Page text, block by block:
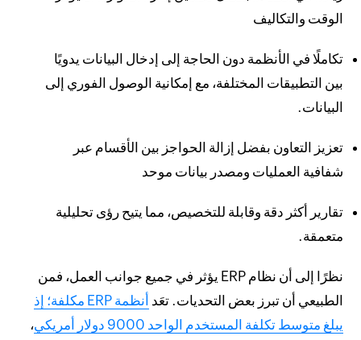
الوقت والتكاليف
تكاملًا في الأنظمة دون الحاجة إلى إدخال البيانات يدويًا
بين التطبيقات المختلفة، مع إمكانية الوصول الفوري إلى
البيانات.
تعزيز التعاون بفضل إزالة الحواجز بين الأقسام عبر
شفافية العمليات ومصدر بيانات موحد
تقارير أكثر دقة وقابلة للتخصيص، مما يتيح رؤى تحليلية
متعمقة.
نظرًا إلى أن نظام ERP يؤثر في جميع جوانب العمل، فمن
الطبيعي أن تبرز بعض التحديات. تعَد
أنظمة ERP مكلفة؛ إذ
يبلغ متوسط تكلفة المستخدم الواحد 9000 دولار أمريكي
،